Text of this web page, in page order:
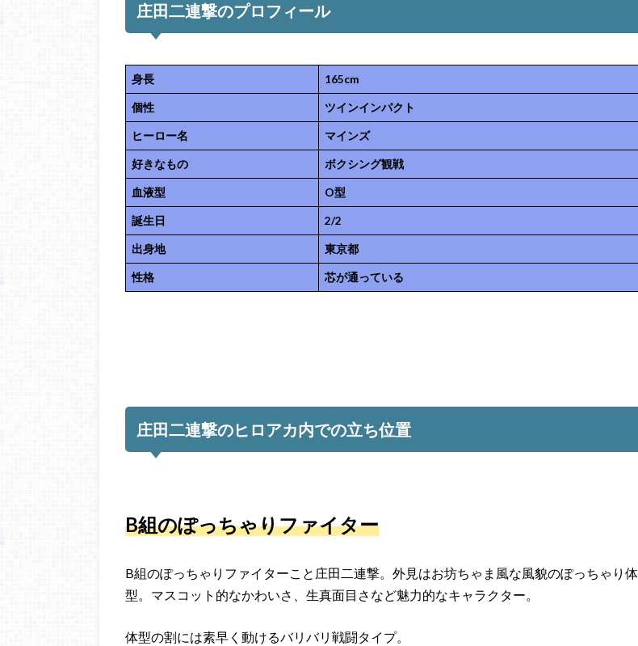
庄田二連撃のプロフィール
身長 165cm
個性 ツインインパクト
ヒーロー名 マインズ
好きなもの ボクシング観戦
血液型 O型
誕生日 2/2
出身地 東京都
性格 芯が通っている
庄田二連撃のヒロアカ内での立ち位置
B組のぽっちゃりファイター
B組のぽっちゃりファイターこと庄田二連撃。外見はお坊ちゃま風な風貌のぽっちゃり体
型。マスコット的なかわいさ、生真面目さなど魅力的なキャラクター。
体型の割には素早く動けるバリバリ戦闘タイプ。